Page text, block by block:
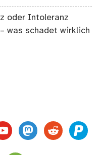
oder Intoleranz
was schadet wirklich
mastodon
reddit paypal